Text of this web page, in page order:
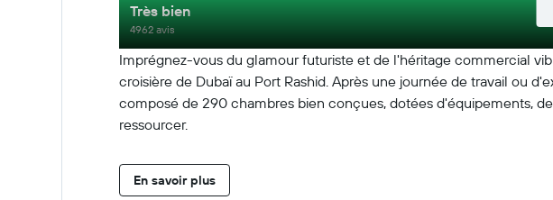
Imprégnez-vous du glamour futuriste et de l'héritage commercial
croisière de Dubaï au Port Rashid. Après une journée de travail ou
composé de 290 chambres bien conçues, dotées d'équipements,
ressourcer.
En savoir plus
Très bien
4962 avis